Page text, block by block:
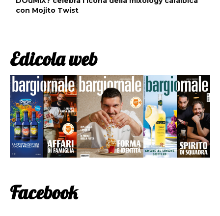
con Mojito Twist
Edicola web
Facebook